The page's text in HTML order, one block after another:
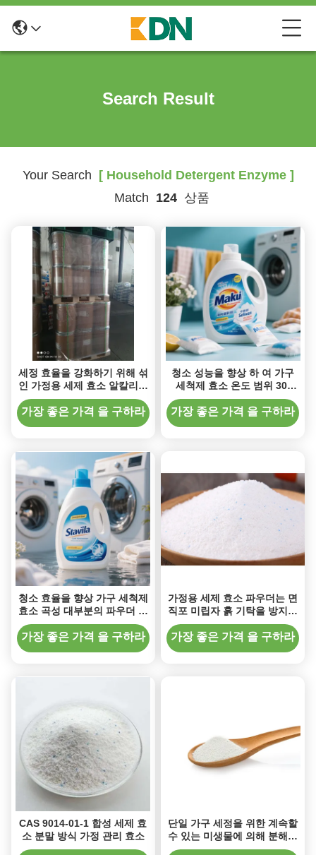
Search Result
Your Search [ Household Detergent Enzyme ]
Match 124상품
세정 효율을 강화하기 위해 섞
인 가정용 세제 효소 알칼리성
프로테아제 / 리파아제(지방분
해 효소) / 아밀라아제
가장 좋은 가격 을 구하라
청소 성능을 향상 하 여 가구
세척제 효소 온도 범위 30-
60°C 무료 샘플
가장 좋은 가격 을 구하라
청소 효율을 향상 가구 세척제
효소 곡성 대부분의 파우더 세
척제와 호환
가장 좋은 가격 을 구하라
가정용 세제 효소 파우더는 면
직포 미립자 흙 기탁을 방지합
니다
가장 좋은 가격 을 구하라
CAS 9014-01-1 합성 세제 효
소 분말 방식 가정 관리 효소
단일 가구 세정을 위한 계속할
수 있는 미생물에 의해 분해된
세정 효소